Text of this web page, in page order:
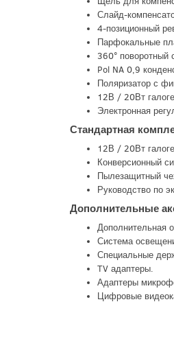
Слайд-
4-позиционный
Парфокальные
360° поворотный
Pol NA 0,9
Поляризатор с
12В / 20Вт
Электронная
Стандартная
12В / 20Вт
Конверсионный
Пылезащитный
Руководство по
Дополнительные
Дополнительная
Система
Специальные
TV адаптеры.
Адаптеры
Цифровые